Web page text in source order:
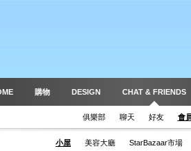
購物 DESIGN CHAT & FRIENDS
俱樂部 聊天 好友 會
小屋 美容大廳 StarBazaar市場